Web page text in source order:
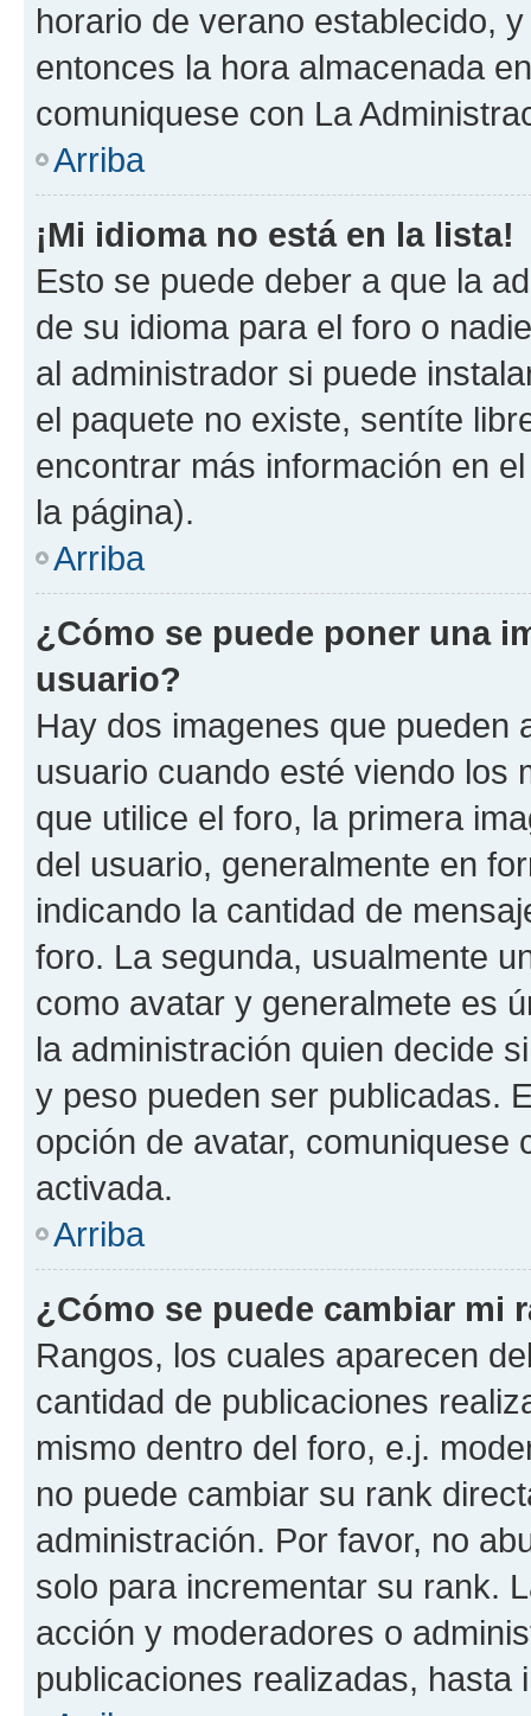
horario de verano establecido,
entonces la hora almacenada
comuniquese con La
Arriba
¡Mi idioma no está en la lista!
Esto se puede deber a que la
de su idioma para el foro o
al administrador si puede
el paquete no existe, sentíte
encontrar más información en
la página).
Arriba
¿Cómo se puede poner una
usuario?
Hay dos imagenes que pueden
usuario cuando esté viendo los
que utilice el foro, la primera
del usuario, generalmente en
indicando la cantidad de
foro. La segunda, usualmente
como avatar y generalmete es
la administración quien decide
y peso pueden ser publicadas.
opción de avatar, comuniquese
activada.
Arriba
¿Cómo se puede cambiar mi
Rangos, los cuales aparecen
cantidad de publicaciones
mismo dentro del foro, e.j.
no puede cambiar su rank
administración. Por favor, no
solo para incrementar su rank.
acción y moderadores o
publicaciones realizadas, hasta